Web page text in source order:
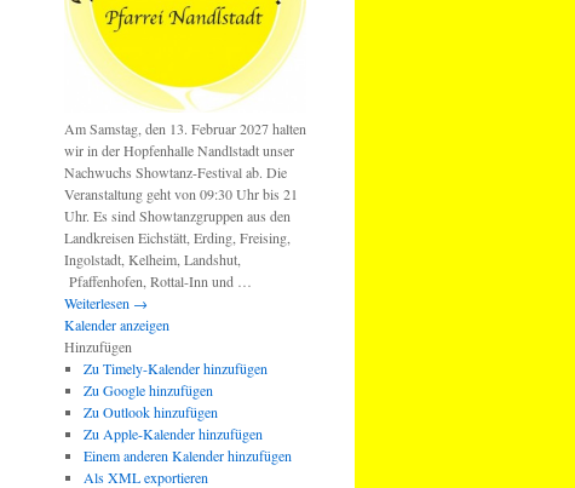
Am Samstag, den 13. Februar 2027 halten
wir in der Hopfenhalle Nandlstadt unser
Nachwuchs Showtanz-Festival ab. Die
Veranstaltung geht von 09:30 Uhr bis 21
Uhr. Es sind Showtanzgruppen aus den
Landkreisen Eichstätt, Erding, Freising,
Ingolstadt, Kelheim, Landshut,
Pfaffenhofen, Rottal-Inn und …
Weiterlesen →
Kalender anzeigen
Hinzufügen
Zu Timely-Kalender hinzufügen
Zu Google hinzufügen
Zu Outlook hinzufügen
Zu Apple-Kalender hinzufügen
Einem anderen Kalender hinzufügen
Als XML exportieren